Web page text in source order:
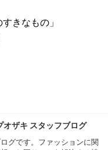
きなもの」
オザキ スタッフブログ
グです。ファッションに関